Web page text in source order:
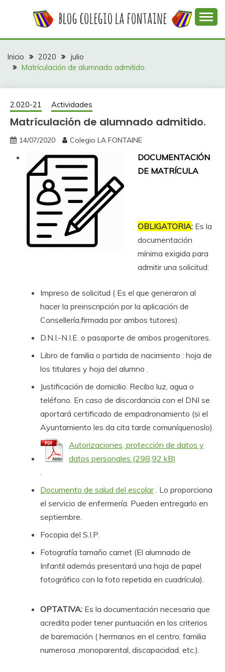
COLEGIO LA
FONTAINE
colegio La Fontaine
Inicio 2020
julio
Matrículación de alumnado admitido.
2.020-21 Actividades
Matrículación de alumnado admitido.
14/07/2020 Colegio LA FONTAINE
DOCUMENTACIÓN
DE MATRÍCULA
OBLIGATORIA: Es la
documentación
mínima exigida para
admitir una solicitud:
Impreso de solicitud ( Es el que generaron al
hacer la preinscripción por la aplicación de
Consellería,firmada por ambos tutores).
D.N.I.-N.I.E. o pasaporte de ambos progenitores.
Libro de familia o partida de nacimiento : hoja de
los titulares y hoja del alumno .
Justificación de domicilio: Recibo luz, agua o
teléfono. En caso de discordancia con el DNI se
aportará certificado de empadronamiento (si el
Ayuntamiento les da cita tarde comuníquenoslo).
Autorizaciones, protección de datos y
datos personales
Documento de salud del escolar. Lo proporciona
el servicio de enfermería. Pueden entregarlo en
septiembre.
Focopia del S.I.P.
Fotografía tamaño carnet (El alumnado de
Infantil además presentará una hoja de papel
fotográfico con la foto repetida en cuadrícula).
OPTATIVA: Es la documentación necesaria que
acredita poder tener puntuación en los criterios
de baremación ( hermanos en el centro, familia
numerosa ,monoparental, discapacidad, etc.).